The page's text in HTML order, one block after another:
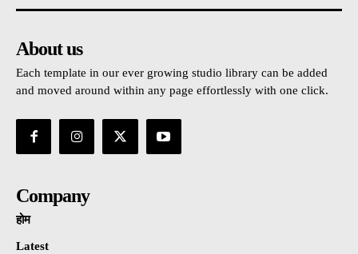
About us
Each template in our ever growing studio library can be added
and moved around within any page effortlessly with one click.
Company
होम
Latest